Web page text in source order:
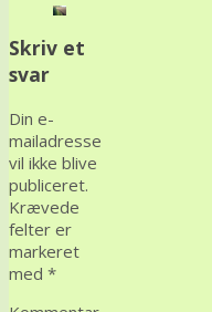
Skriv et
svar
Din e-
mailadresse
vil ikke blive
publiceret.
Krævede
felter er
markeret
med *